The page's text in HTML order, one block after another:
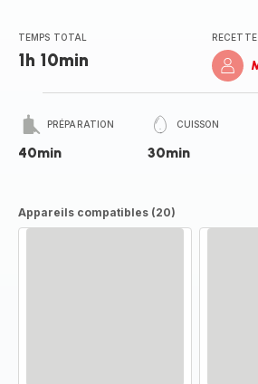
TEMPS TOTAL
1h 10min
PRÉPARATION
40min
CUISSON
30min
Appareils compatibles (20)